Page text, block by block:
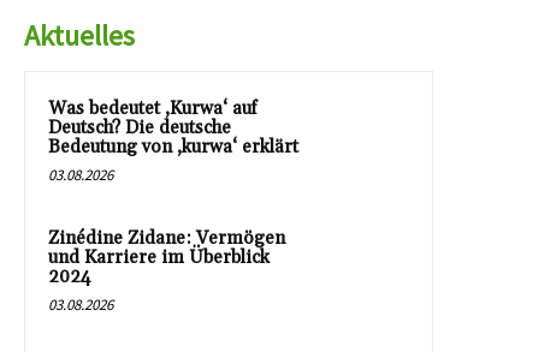
Aktuelles
Was bedeutet ‚Kurwa‘ auf
Deutsch? Die deutsche
Bedeutung von ‚kurwa‘ erklärt
03.08.2026
Zinédine Zidane: Vermögen
und Karriere im Überblick
2024
03.08.2026